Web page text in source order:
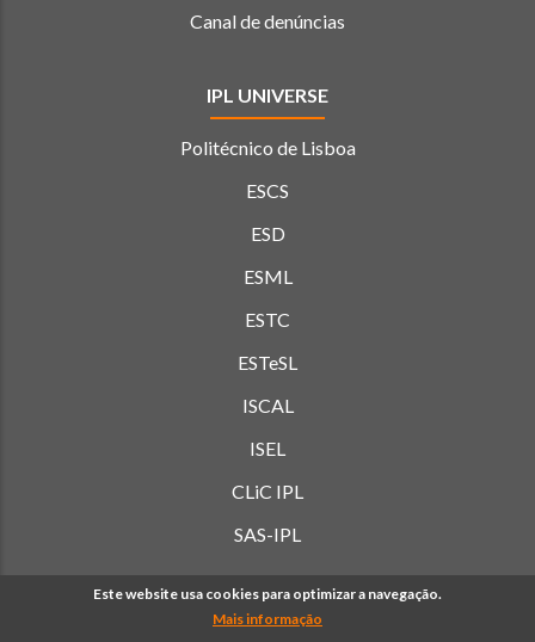
Canal de denúncias
IPL UNIVERSE
Politécnico de Lisboa
ESCS
ESD
ESML
ESTC
ESTeSL
ISCAL
ISEL
CLiC IPL
SAS-IPL
© Copyright Politécnico de Lisboa 2019-
Este website usa cookies para optimizar a navegação.
Mais informação